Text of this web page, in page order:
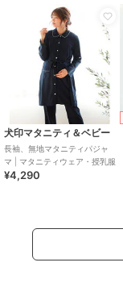
犬印マタニティ＆ベビー
長袖、無地マタニティパジャ
マ | マタニティウェア・授乳服
¥4,290